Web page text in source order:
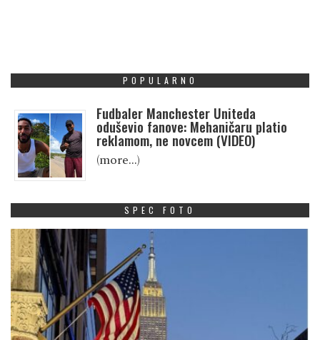
POPULARNO
Fudbaler Manchester Uniteda
oduševio fanove: Mehaničaru platio
reklamom, ne novcem (VIDEO)
(more…)
SPEC FOTO